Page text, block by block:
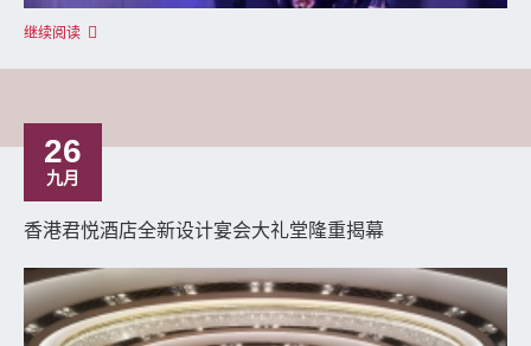
继续阅读
26
九月
香港君悦酒店全新设计宴会大礼堂隆重揭幕